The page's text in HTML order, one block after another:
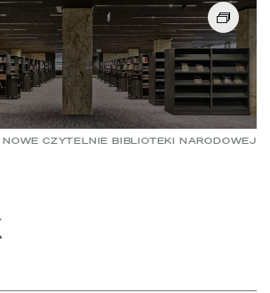
NOWE CZYTELNIE BIBLIOTEKI NARODOWEJ